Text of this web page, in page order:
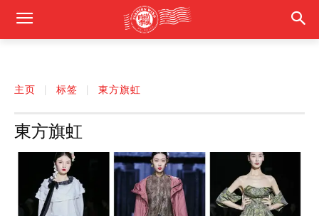
主页 标签 東方旗虹
東方旗虹